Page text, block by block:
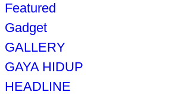
Featured
Gadget
GALLERY
GAYA HIDUP
HEADLINE